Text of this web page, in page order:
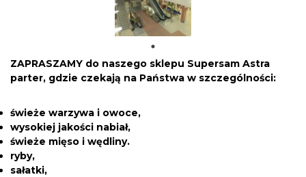
ZAPRASZAMY do naszego sklepu Supersam Astra
parter, gdzie czekają na Państwa w szczególności:
świeże warzywa i owoce,
wysokiej jakości nabiał,
świeże mięso i wędliny.
ryby,
sałatki,